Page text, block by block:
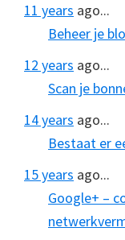
11 years ago...
Beheer je
12 years ago...
Scan je
14 years ago...
Bestaat er
15 years ago...
Google+ –